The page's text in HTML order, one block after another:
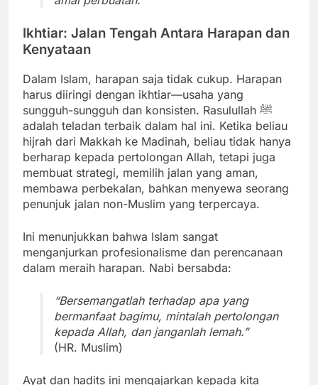
Ikhtiar: Jalan Tengah Antara Harapan dan
Kenyataan
Dalam Islam, harapan saja tidak cukup. Harapan
harus diiringi dengan ikhtiar—usaha yang
sungguh-sungguh dan konsisten. Rasulullah ﷺ
adalah teladan terbaik dalam hal ini. Ketika beliau
hijrah dari Makkah ke Madinah, beliau tidak hanya
berharap kepada pertolongan Allah, tetapi juga
membuat strategi, memilih jalan yang aman,
membawa perbekalan, bahkan menyewa seorang
penunjuk jalan non-Muslim yang terpercaya.
Ini menunjukkan bahwa Islam sangat
menganjurkan profesionalisme dan perencanaan
dalam meraih harapan. Nabi bersabda:
“Bersemangatlah terhadap apa yang
bermanfaat bagimu, mintalah pertolongan
kepada Allah, dan janganlah lemah.”
(HR. Muslim)
Ayat dan hadits ini mengajarkan kepada kita